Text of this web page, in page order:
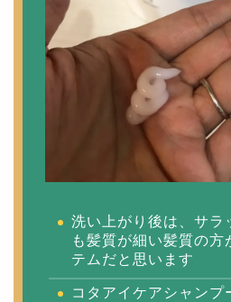
洗い上がり後は、サラ
も髪質が細い髪質の方
テムだと思います
コタアイケアシャンプ